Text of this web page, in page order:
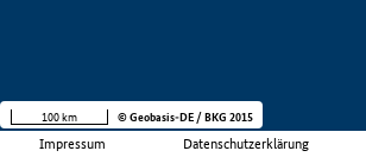
Impressum Datenschutzerklärung
100 km © Geobasis-DE / BKG 2015